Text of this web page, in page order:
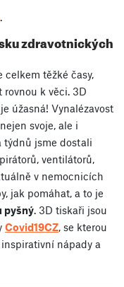
.
zdravotnických
celkem těžké časy,
k věci. 3D
úžasná! Vynalézavost
svoje, ale i
týdnů jsme dostali
ventilátorů,
v nemocnicích
jak pomáhat, a to je
pyšný. 3D tiskaři jsou
Covid19CZ, se kterou
nápady a